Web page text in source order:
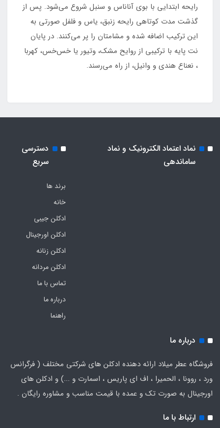
رایحه ابتدایی با بوی آناناس و سنبل شروع می‌شود. پس از
گذشت مدت کوتاهی رایحه زنبق، یاس و فلفل صورتی به
این ترکیب اضافه شده و مشامتان را پر می‌کنند. در پایان
نت پایه با ترکیبی از روایح مشک، وتیور یا خس‌خس، کهربا
، نعناع هندی و وانیل، از راه می‌رسند.
نماد اعتماد الکترونیک و نماد
ساماندهی
دسترسی
سریع
برند ها
خانه
ادکلن جیبی
ادکلن اورجینال
ادکلن زنانه
ادکلن مردانه
تماس با ما
درباره ما
راهنما
درباره ما
فروشگاه عطر میلاد ارائه دهنده ادکلن های شرکتی مختلف ( فرگرانس
ورد ، روونا ، الحمیرا ، اف ای پاریس ، اسمارت و ...) و ادکلن های
اورجینال به صورت تک و عمده با قیمت مناسب و مشاوره رایگان .
ارتباط با ما